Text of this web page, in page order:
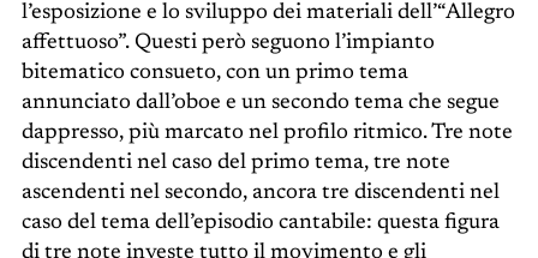
l’esposizione e lo sviluppo dei materiali dell’“Allegro
affettuoso”. Questi però seguono l’impianto
bitematico consueto, con un primo tema
annunciato dall’oboe e un secondo tema che segue
dappresso, più marcato nel profilo ritmico. Tre note
discendenti nel caso del primo tema, tre note
ascendenti nel secondo, ancora tre discendenti nel
caso del tema dell’episodio cantabile: questa figura
di tre note investe tutto il movimento e gli